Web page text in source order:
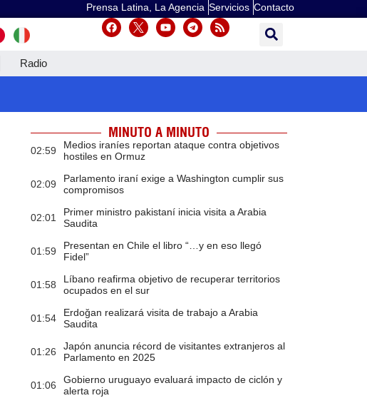
Prensa Latina, La Agencia Servicios Contacto
Radio
MINUTO A MINUTO
02:59
Medios iraníes reportan ataque contra objetivos
hostiles en Ormuz
02:09
Parlamento iraní exige a Washington cumplir sus
compromisos
02:01
Primer ministro pakistaní inicia visita a Arabia
Saudita
01:59
Presentan en Chile el libro “…y en eso llegó
Fidel”
01:58
Líbano reafirma objetivo de recuperar territorios
ocupados en el sur
01:54
Erdoğan realizará visita de trabajo a Arabia
Saudita
01:26
Japón anuncia récord de visitantes extranjeros al
Parlamento en 2025
01:06
Gobierno uruguayo evaluará impacto de ciclón y
alerta roja